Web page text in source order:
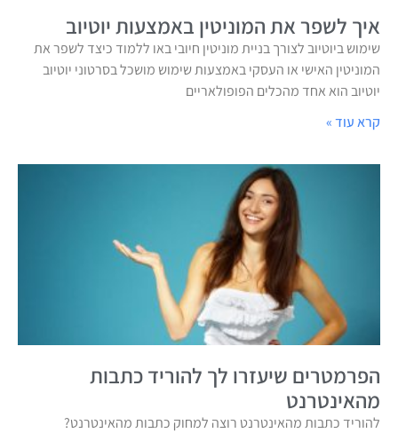
איך לשפר את המוניטין באמצעות יוטיוב
שימוש ביוטיוב לצורך בניית מוניטין חיובי באו ללמוד כיצד לשפר את
המוניטין האישי או העסקי באמצעות שימוש מושכל בסרטוני יוטיוב
יוטיוב הוא אחד מהכלים הפופולאריים
קרא עוד »
הפרמטרים שיעזרו לך להוריד כתבות
מהאינטרנט
להוריד כתבות מהאינטרנט רוצה למחוק כתבות מהאינטרנט?